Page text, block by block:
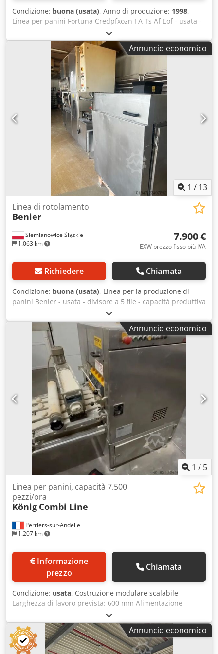
diritto di recesso. • Possibile fissare un appuntamento. •
Spedizione/ritiro: solo ritiro e smontaggio da parte
dell'acquirente. Opzionale: è disponibile in loco un carrello
elevatore per facilitare il carico. Le informazioni contenute
nell'annuncio non sono vincolanti e non costituiscono
caratteristiche garantite. Il venditore non è responsabile
per errori di battitura, trasmissione dati o immissione dati.
Salvo modifiche, errori e vendite intermedie. Sono validi
esclusivamente gli accordi stipulati nel contratto di
Condizione: buona (usata), Anno di produzione: 1998,
Linea per panini Fortuna Credpfxozn I A Ts Af Eof - usata -
anno di costruzione: 1998 - spezzatrice automatica KM5/4 -
cella di pre-lievitazione con stazione di stampaggio e
stazione di taglio - per la produzione di panini tipo Kaiser,
panini tagliati, panini tondi, ciambelle - capacità massima
circa 5.000 pezzi/ora - range di peso 20-90 g - scarico
panini su teglie o su unità di alimentazione - controllo
computerizzato - ritiro dal magazzino - prezzo su richiesta
Annuncio economico
1 / 13
Siemianowice Śląskie
1.063 km
Linea di rotolamento
Benier
7.900 €
EXW prezzo fisso più IVA
Richiedere Chiamata
Condizione: buona (usata), Linea per la produzione di
panini Benier - usata - divisore a 5 file - capacità produttiva
di circa 5.000 pezzi/ora - peso dei prodotti: 40-150 g -
armadio per la lievitazione preliminare - stazione di
formatura Cedpjzn Iupsfx Af Eorf - stazione di taglio -
sistema di scarico sui vassoi - macchina proveniente dalla
produzione - ritiro presso il magazzino/possibilità di
spedizione - prezzo: 7.900 € EXW
Annuncio economico
1 / 5
Perriers-sur-Andelle
1.207 km
Linea per panini, capacità 7.500
pezzi/ora
König Combi Line
prezzo
Chiamata
Condizione: usata, Costruzione modulare scalabile
Larghezza di lavoro prevista: 600 mm Alimentazione
elettrica: 400 V Intensità nominale: 16 A Frequenza: 50 Hz
(da confermare) Produzione fino a 7.500 pezzi/ora
Comando programmabile con schermo a colori 50
programmi memorizzabili Testa Rex in base alla
Annuncio economico